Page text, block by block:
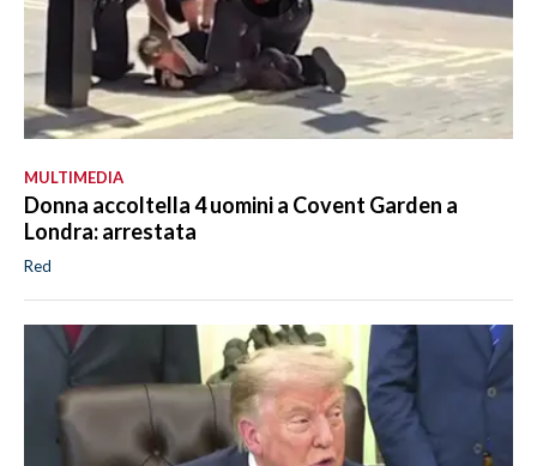
MULTIMEDIA
Donna accoltella 4 uomini a Covent Garden a
Londra: arrestata
Red